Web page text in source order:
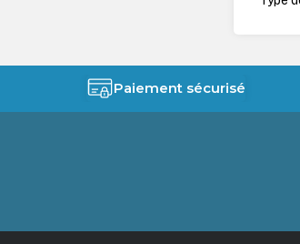
Paiement sécurisé